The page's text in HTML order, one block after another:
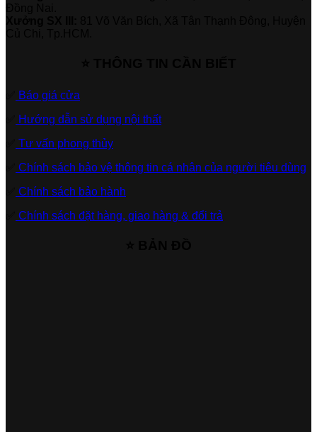
Báo giá cửa
Hướng dẫn sử dụng nội thất
Tư vấn phong thủy
Chính sách bảo vệ thông tin cá nhân của người tiêu dùng
Chính sách bảo hành
Chính sách đặt hàng, giao hàng & đổi trả